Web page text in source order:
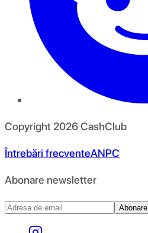
Copyright 2026CashClub
Întrebări frecventeANPC
Abonare newsletter
Abonare